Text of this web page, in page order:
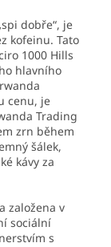
dobře“, je
kofeinu. Tato
1000 Hills
hlavního
cenu, je
Trading
zrn během
šálek,
kávy za
založena v
sociální
s